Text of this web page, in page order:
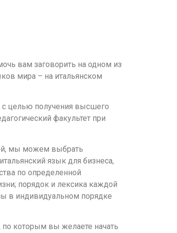
вам заговорить на одном из
мира – на итальянском
с целью получения высшего
факультет при
мы можем выбрать
язык для бизнеса,
по определенной
порядок и лексика каждой
в индивидуальном порядке
которым вы желаете начать